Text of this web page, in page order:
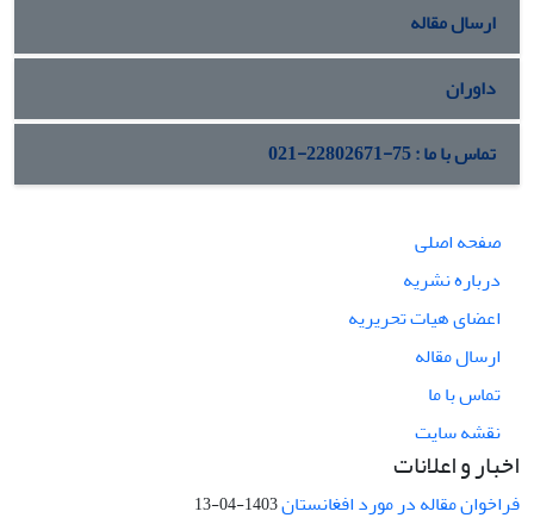
ارسال مقاله
داوران
تماس با ما : 75-22802671-021
صفحه اصلی
درباره نشریه
اعضای هیات تحریریه
ارسال مقاله
تماس با ما
نقشه سایت
اخبار و اعلانات
فراخوان مقاله در مورد افغانستان1403-04-13